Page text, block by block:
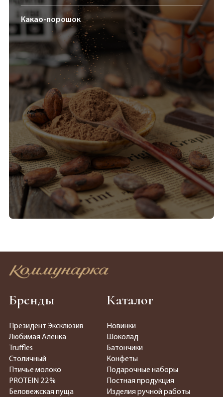
Какао-порошок
Бренды
Президент Эксклюзив
Любимая Алёнка
Truffles
Столичный
Птичье молоко
PROTEIN 22%
Беловежская пуща
Каталог
Новинки
Шоколад
Батончики
Конфеты
Подарочные наборы
Постная продукция
Изделия ручной работы